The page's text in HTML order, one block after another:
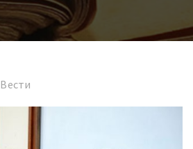
Вести